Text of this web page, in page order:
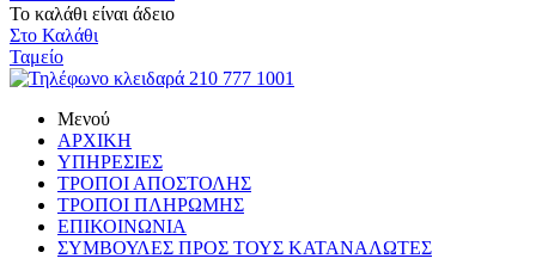
Το καλάθι είναι άδειο
Στο Καλάθι
Ταμείο
Μενού
ΑΡΧΙΚΗ
ΥΠΗΡΕΣΙΕΣ
ΤΡΟΠΟΙ ΑΠΟΣΤΟΛΗΣ
ΤΡΟΠΟΙ ΠΛΗΡΩΜΗΣ
ΕΠΙΚΟΙΝΩΝΙΑ
ΣΥΜΒΟΥΛΕΣ ΠΡΟΣ ΤΟΥΣ ΚΑΤΑΝΑΛΩΤΕΣ